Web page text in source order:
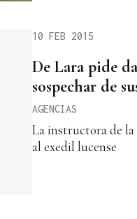
10 FEB 2015
De Lara pide
sospechar de
AGENCIAS
La instructora de la
al exedil lucense